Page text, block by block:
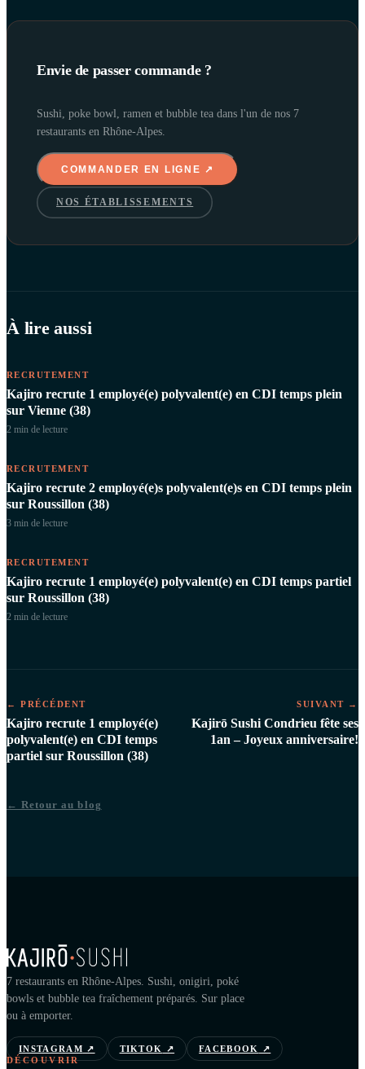
Envie de passer commande ?
Sushi, poke bowl, ramen et bubble tea dans l'un de nos 7
restaurants en Rhône-Alpes.
COMMANDER EN LIGNE ↗
NOS ÉTABLISSEMENTS
À lire aussi
RECRUTEMENT
Kajiro recrute 1 employé(e) polyvalent(e) en CDI temps plein
sur Vienne (38)
2 min de lecture
RECRUTEMENT
Kajiro recrute 2 employé(e)s polyvalent(e)s en CDI temps plein
sur Roussillon (38)
3 min de lecture
RECRUTEMENT
Kajiro recrute 1 employé(e) polyvalent(e) en CDI temps partiel
sur Roussillon (38)
2 min de lecture
← PRÉCÉDENT
Kajiro recrute 1 employé(e)
polyvalent(e) en CDI temps
partiel sur Roussillon (38)
SUIVANT →
Kajirō Sushi Condrieu fête ses
1an – Joyeux anniversaire!
← Retour au blog
7 restaurants en Rhône-Alpes. Sushi, onigiri, poké
bowls et bubble tea fraîchement préparés. Sur place
ou à emporter.
INSTAGRAM ↗ TIKTOK ↗ FACEBOOK
↗
DÉCOUVRIR